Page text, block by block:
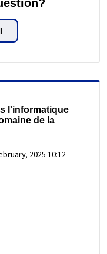
l'informatique
de la
2025 10:12